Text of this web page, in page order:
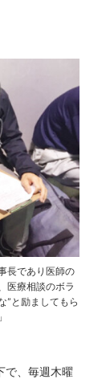
長であり医師の
医療相談のボラ
”と励ましてもら
で、毎週木曜